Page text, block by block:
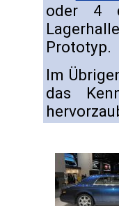
oder 4
Prototyp.
Im
das